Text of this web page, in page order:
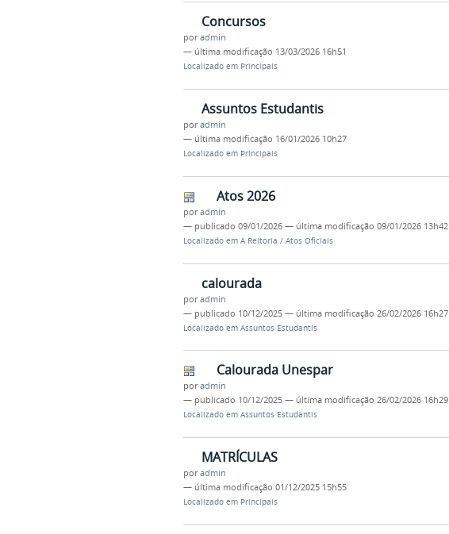
Concursos
poradmin
— última modificação 13/03/2026 16h51
Localizado em Principais
Assuntos Estudantis
poradmin
— última modificação 16/01/2026 10h27
Localizado em Principais
Atos 2026
poradmin
— publicado 09/01/2026 — última modificação 09/01/2026 13h42
Localizado em A Reitoria / Atos Oficiais
calourada
poradmin
— publicado 10/12/2025 — última modificação 26/02/2026 16h27
Localizado em Assuntos Estudantis
Calourada Unespar
poradmin
— publicado 10/12/2025 — última modificação 26/02/2026 16h29
Localizado em Assuntos Estudantis
MATRÍCULAS
poradmin
— última modificação 01/12/2025 15h55
Localizado em Principais